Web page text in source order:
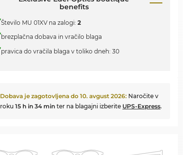
benefits
Število MU 01XV na zalogi:2
brezplačna dobava in vračilo blaga
pravica do vračila blaga v toliko dneh: 30
Dobava je zagotovljena do10. avgust 2026: Naročite v
roku15 h in 34 min ter na blagajni izberite UPS-Express.